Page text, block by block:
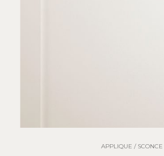
APPLIQUE / SCONCE